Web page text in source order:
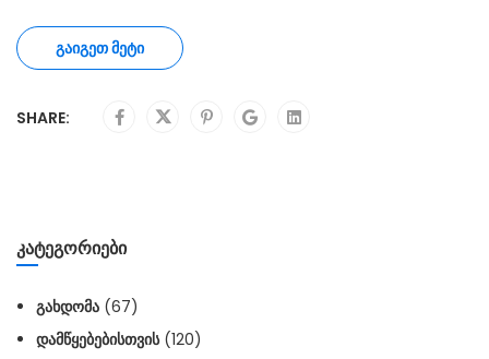
ᲒᲐᲘᲒᲔᲗ ᲛᲔᲢᲘ
SHARE:
ᲙᲐᲢᲔᲒᲝᲠᲘᲔᲑᲘ
ᲒᲐᲮᲓᲝᲛᲐ (67)
ᲓᲐᲛᲬᲧᲔᲑᲔᲑᲘᲡᲗᲕᲘᲡ(120)